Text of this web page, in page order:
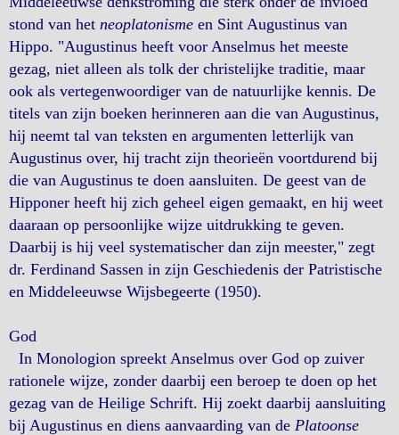
stond van het neoplatonisme en Sint Augustinus van
Hippo. "Augustinus heeft voor Anselmus het meeste
gezag, niet alleen als tolk der christelijke traditie, maar
ook als vertegenwoordiger van de natuurlijke kennis. De
titels van zijn boeken herinneren aan die van Augustinus,
hij neemt tal van teksten en argumenten letterlijk van
Augustinus over, hij tracht zijn theorieën voortdurend bij
die van Augustinus te doen aansluiten. De geest van de
Hipponer heeft hij zich geheel eigen gemaakt, en hij weet
daaraan op persoonlijke wijze uitdrukking te geven.
Daarbij is hij veel systematischer dan zijn meester," zegt
dr. Ferdinand Sassen in zijn Geschiedenis der Patristische
en Middeleeuwse Wijsbegeerte (1950).
God
In Monologion spreekt Anselmus over God op zuiver
rationele wijze, zonder daarbij een beroep te doen op het
gezag van de Heilige Schrift. Hij zoekt daarbij aansluiting
bij Augustinus en diens aanvaarding van de Platoonse